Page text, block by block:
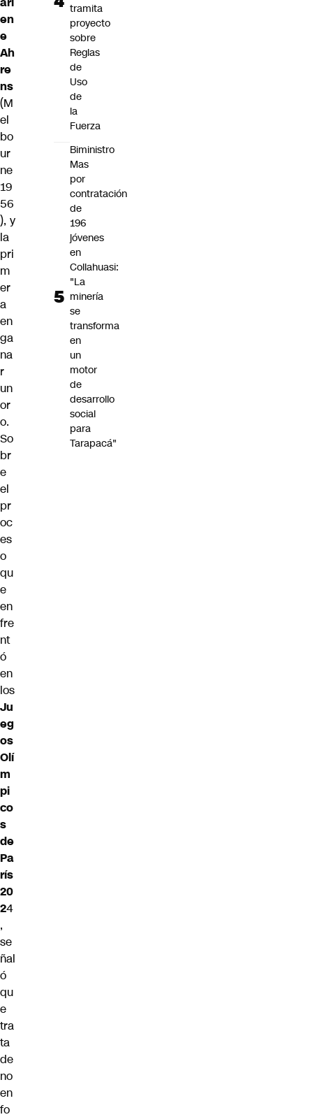
en
e
Ah
re
ns
(M
el
bo
ur
ne
19
56
), y
la
pri
m
er
a
en
ga
na
r
un
or
o.
So
br
e
el
pr
oc
es
o
qu
e
en
fre
nt
ó
en
los
Ju
eg
os
Olí
m
pi
co
s
de
Pa
rís
20
24
,
se
ñal
ó
qu
e
tra
ta
de
no
en
fo
tramita
proyecto
sobre
Reglas
de
Uso
de
la
Fuerza
Biministro
Mas
por
contratación
de
196
jóvenes
en
Collahuasi:
"La
minería
se
transforma
en
un
motor
de
desarrollo
social
para
Tarapacá"